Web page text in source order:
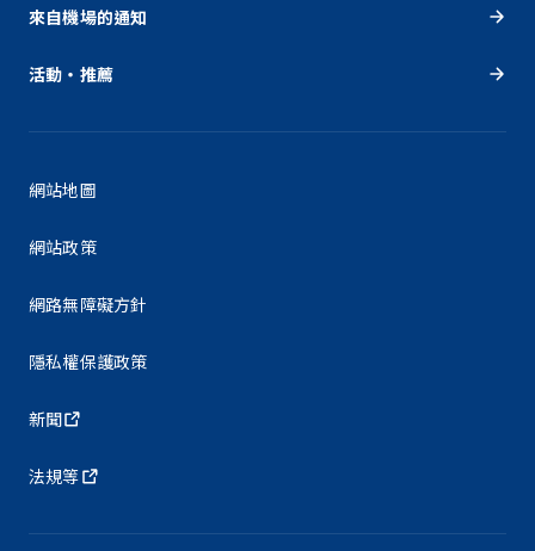
來自機場的通知
活動・推薦
網站地圖
網站政策
網路無障礙方針
隱私權保護政策
新聞
法規等